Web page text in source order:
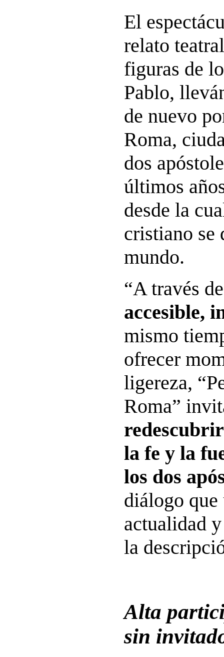
El
relato
figuras de
Pablo,
de nuevo
Roma,
dos
últimos
desde la
cristiano se
mundo.
“A través
accesible,
mismo
ofrecer
ligereza,
Roma”
la fe y la
los dos
diálogo
actualidad
la
Alta
sin